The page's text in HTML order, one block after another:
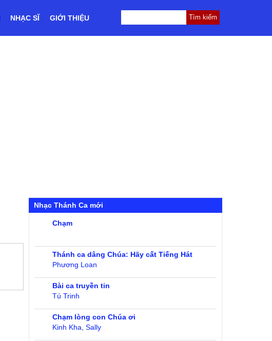
NHẠC SĨ GIỚI THIỆU
Nhạc Thánh Ca mới
Chạm
Thánh ca dâng Chúa: Hãy cất Tiếng Hát
Phương Loan
Bài ca truyền tin
Tú Trinh
Chạm lòng con Chúa ơi
Kinh Kha ,Sally